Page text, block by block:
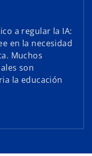
a regular la IA:
en la necesidad
Muchos
son
la educación